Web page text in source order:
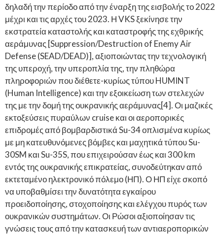
δηλαδή την περίοδο από την έναρξη της εισβολής το 2022
μέχρι και τις αρχές του 2023. Η VKS ξεκίνησε την
εκστρατεία καταστολής και καταστροφής της εχθρικής
αεράμυνας [Suppression/Destruction of Enemy Air
Defense (SEAD/DEAD)], αξιοποιώντας την τεχνολογική
της υπεροχή, την υπεροπλία της, την πληθώρα
πληροφοριών που διέθετε-κυρίως τύπου HUMINT
(Human Intelligence) και την εξοικείωση των στελεχών
της με την δομή της ουκρανικής αεράμυνας[4]. Οι μαζικές
εκτοξεύσεις πυραύλων cruise και οι αεροπορικές
επιδρομές από βομβαρδιστικά Su-34 οπλισμένα κυρίως
με μη κατευθυνόμενες βόμβες και μαχητικά τύπου Su-
30SM και Su-35S, που επιχειρούσαν έως και 300 km
εντός της ουκρανικής επικρατείας, συνοδεύτηκαν από
εκτεταμένο ηλεκτρονικό πόλεμο (ΗΠ). Ο ΗΠ είχε σκοπό
να υποβαθμίσει την δυνατότητα εγκαίρου
προειδοποίησης, στοχοποίησης και ελέγχου πυρός των
ουκρανικών συστημάτων. Οι Ρώσοι αξιοποίησαν τις
γνώσεις τους από την κατασκευή των αντιαεροπορικών